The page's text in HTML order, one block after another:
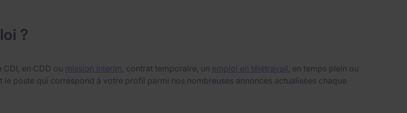
?
en CDD ou mission interim , contrat temporaire, un emploi en télétravail , en temps plein ou
poste qui correspond à votre profil parmi nos nombreuses annonces actualisées chaque